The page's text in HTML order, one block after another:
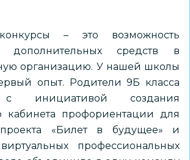
– это возможность
дополнительных средств в
организацию. У нашей школы
опыт. Родители 9Б класса
с инициативой создания
кабинета профориентации для
«Билет в будущее» и
профессиональных